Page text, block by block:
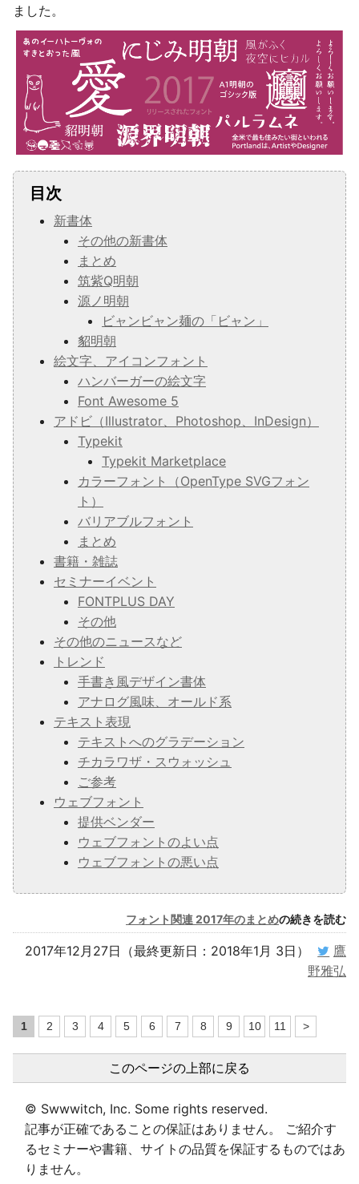
ました。
目次
新書体
その他の新書体
まとめ
筑紫Q明朝
源ノ明朝
ビャンビャン麺の「ビャン」
貂明朝
絵文字、アイコンフォント
ハンバーガーの絵文字
Font Awesome 5
アドビ（Illustrator、Photoshop、InDesign）
Typekit
Typekit Marketplace
カラーフォント（OpenType SVGフォン
ト）
バリアブルフォント
まとめ
書籍・雑誌
セミナーイベント
FONTPLUS DAY
その他
その他のニュースなど
トレンド
手書き風デザイン書体
アナログ風味、オールド系
テキスト表現
テキストへのグラデーション
チカラワザ・スウォッシュ
ご参考
ウェブフォント
提供ベンダー
ウェブフォントのよい点
ウェブフォントの悪い点
フォント関連 2017年のまとめの続きを読む
2017年12月27日（最終更新日：2018年1月 3日）
鷹
野雅弘
1 2 3 4 5 6 7 8 9 10 11 >
このページの上部に戻る
© Swwwitch, Inc. Some rights reserved.
記事が正確であることの保証はありません。 ご紹介す
るセミナーや書籍、サイトの品質を保証するものではあ
りません。